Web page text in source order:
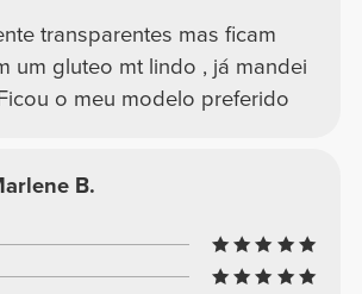
transparentes mas ficam
um gluteo mt lindo , já mandei
o meu modelo preferido
B.